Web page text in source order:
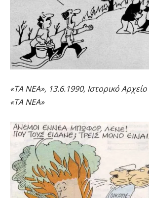
«ΤΑ ΝΕΑ», 13.6.1990, Ιστορικό
«ΤΑ ΝΕΑ»